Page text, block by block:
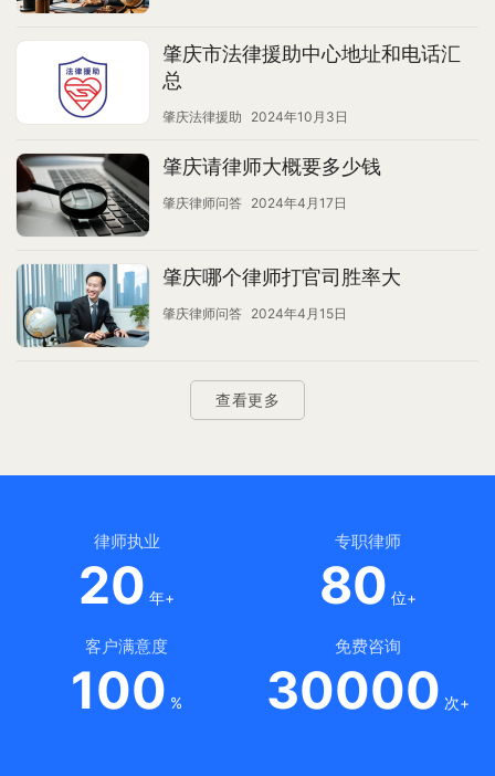
肇庆市法律援助中心地址和电话汇
总
肇庆法律援助 2024年10月3日
肇庆请律师大概要多少钱
肇庆律师问答 2024年4月17日
肇庆哪个律师打官司胜率大
肇庆律师问答 2024年4月15日
查看更多
律师执业
20 年+
专职律师
80 位+
客户满意度
100 %
免费咨询
30000 次+